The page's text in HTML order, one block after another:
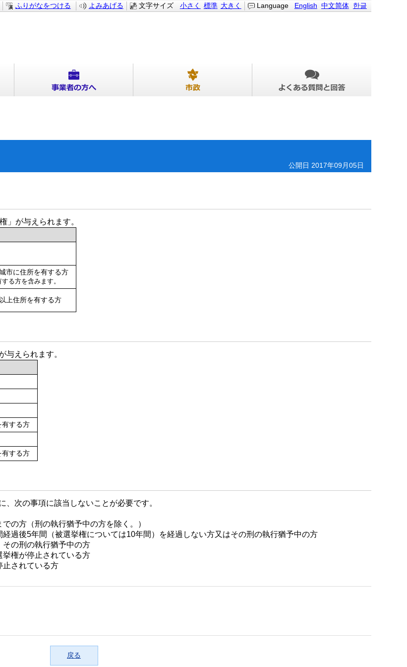
Language English 中文简体 한글
文字サイズ 小さく 標準 大きく
ふりがなをつける よみあげる
公開日 2017年09月05日
」が与えられます。
市に住所を有する方
る方を含みます。
上住所を有する方
与えられます。
有する方
有する方
次の事項に該当しないことが必要です。
の方（刑の執行猶予中の方を除く。）
過後5年間（被選挙権については10年間）を経過しない方又はその刑の執行猶予中の方
の刑の執行猶予中の方
権が停止されている方
されている方
戻る